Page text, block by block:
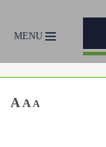
MENU
A A A